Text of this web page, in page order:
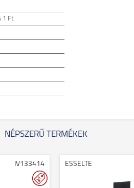
1 Ft
NÉPSZERŰ TERMÉKEK
IV133414 ESSELTE